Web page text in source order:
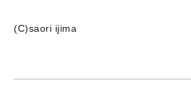
(C)saori ijima